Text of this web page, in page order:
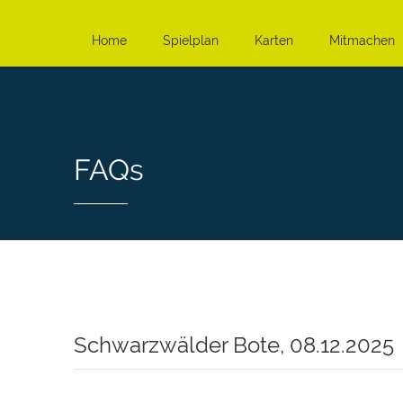
Home Spielplan Karten Mitmachen
FAQs
Schwarzwälder Bote, 08.12.2025